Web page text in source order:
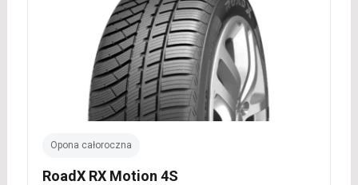
Opona całoroczna
RoadX RX Motion 4S